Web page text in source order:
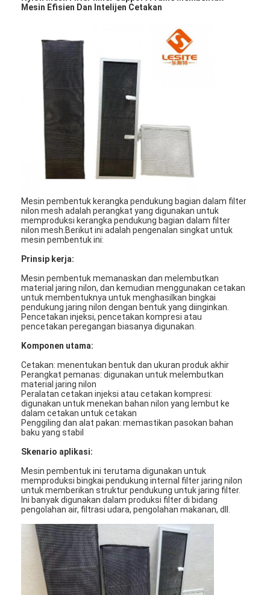
Rumah
Produk
Video
Mesin Efisien Dan Intelijen Cetakan
Mesin pembentuk kerangka pendukung bagian dalam filter
nilon mesh adalah perangkat yang digunakan untuk
memproduksi kerangka pendukung bagian dalam filter
nilon mesh.Berikut ini adalah pengenalan singkat untuk
mesin pembentuk ini:
Prinsip kerja:
Mesin pembentuk memanaskan dan melembutkan
material jaring nilon, dan kemudian menggunakan cetakan
untuk membentuknya untuk menghasilkan bingkai
pendukung jaring nilon dengan bentuk yang diinginkan.
Pencetakan injeksi, pencetakan kompresi atau
pencetakan peregangan biasanya digunakan.
Komponen utama:
Cetakan: menentukan bentuk dan ukuran produk akhir
Perangkat pemanas: digunakan untuk melembutkan
material jaring nilon
Peralatan cetakan injeksi atau cetakan kompresi:
digunakan untuk menekan bahan nilon yang lembut ke
dalam cetakan untuk cetakan
Penggiling dan alat pakan: memastikan pasokan bahan
baku yang stabil
Skenario aplikasi:
Mesin pembentuk ini terutama digunakan untuk
memproduksi bingkai pendukung internal filter jaring nilon
untuk memberikan struktur pendukung untuk jaring filter.
Ini banyak digunakan dalam produksi filter di bidang
pengolahan air, filtrasi udara, pengolahan makanan, dll.